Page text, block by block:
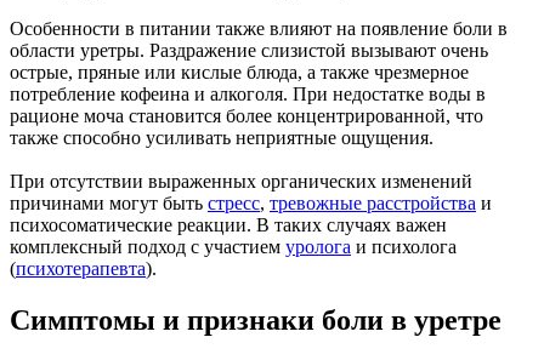
Особенности в питании также влияют на появление боли в
области уретры. Раздражение слизистой вызывают очень
острые, пряные или кислые блюда, а также чрезмерное
потребление кофеина и алкоголя. При недостатке воды в
рационе моча становится более концентрированной, что
также способно усиливать неприятные ощущения.
При отсутствии выраженных органических изменений
причинами могут быть стресс, тревожные расстройства и
психосоматические реакции. В таких случаях важен
комплексный подход с участием уролога и психолога
(психотерапевта).
Симптомы и признаки боли в уретре